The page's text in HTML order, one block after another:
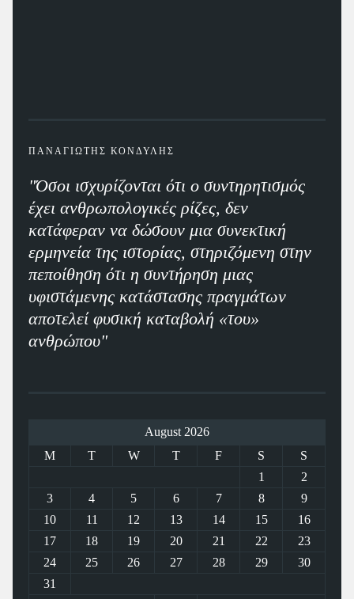
ΠΑΝΑΓΙΩΤΗΣ ΚΟΝΔΥΛΗΣ
"Όσοι ισχυρίζονται ότι ο συντηρητισμός
έχει ανθρωπολογικές ρίζες, δεν
κατάφεραν να δώσουν μια συνεκτική
ερμηνεία της ιστορίας, στηριζόμενη στην
πεποίθηση ότι η συντήρηση μιας
υφιστάμενης κατάστασης πραγμάτων
αποτελεί φυσική καταβολή «του»
ανθρώπου"
August 2026
M
T W T F S S
1
2
3
4 5 6 7 8
9
10
11 12 13 14 15
16
17
18 19 20 21 22
23
24
25 26 27 28 29
30
31